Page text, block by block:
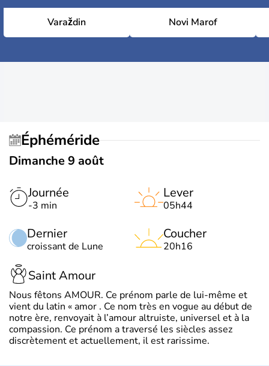
Varaždin Novi Marof
Éphéméride
Dimanche 9 août
Journée
-3 min
Dernier
croissant de Lune
Lever
05h44
Coucher
20h16
Saint Amour
Nous fêtons AMOUR. Ce prénom parle de lui-même et
vient du latin « amor . Ce nom très en vogue au début de
notre ère, renvoyait à l’amour altruiste, universel et à la
compassion. Ce prénom a traversé les siècles assez
discrètement et actuellement, il est rarissime.